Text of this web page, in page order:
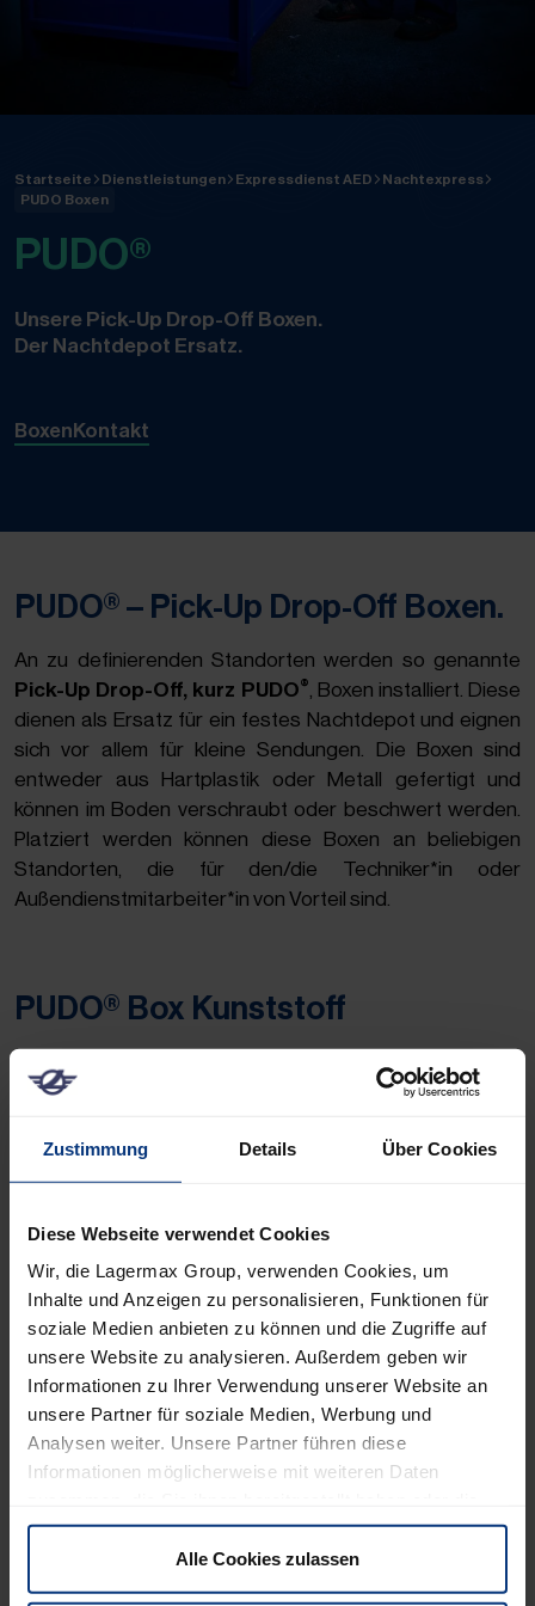
Zustimmung Details Über Cookies
Diese Webseite verwendet Cookies
Wir, die Lagermax Group, verwenden Cookies, um
Inhalte und Anzeigen zu personalisieren, Funktionen für
soziale Medien anbieten zu können und die Zugriffe auf
unsere Website zu analysieren. Außerdem geben wir
Informationen zu Ihrer Verwendung unserer Website an
unsere Partner für soziale Medien, Werbung und
Analysen weiter. Unsere Partner führen diese
Informationen möglicherweise mit weiteren Daten
sie im Rahmen Ihrer Nutzung der Dienste gesammelt
haben. Sie können selbst entscheiden, welche Cookies
wir verwenden dürfen. Natürlich haben Sie jederzeit die
Alle Cookies zulassen
Startseite Dienstleistungen Expressdienst AED
Nachtexpress
PUDO Boxen
PUDO®
Unsere Pick-Up Drop-Off Boxen.
Der Nachtdepot Ersatz.
BoxenKontakt
PUDO® – Pick-Up Drop-Off Boxen.
An zu definierenden Standorten werden so genannte
Pick-Up Drop-Off, kurz PUDO®, Boxen installiert. Diese
dienen als Ersatz für ein festes Nachtdepot und eignen
sich vor allem für kleine Sendungen. Die Boxen sind
entweder aus Hartplastik oder Metall gefertigt und
können im Boden verschraubt oder beschwert werden.
Platziert werden können diese Boxen an beliebigen
Standorten, die für den/die Techniker*in oder
Außendienstmitarbeiter*in von Vorteil sind.
PUDO® Box Kunststoff
PUDO® Box Metall